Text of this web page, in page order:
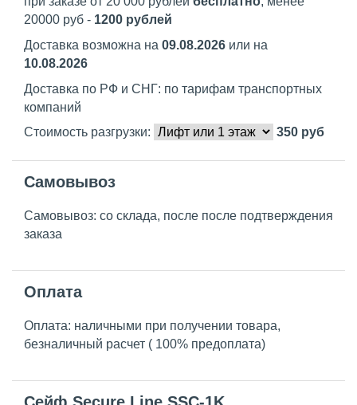
20000 руб - 1200 рублей
Доставка возможна на 09.08.2026 или на
10.08.2026
Доставка по РФ и СНГ: по тарифам транспортных
компаний
Стоимость разгрузки:
350 руб
Самовывоз
Самовывоз: со склада, после после подтверждения
заказа
Оплата
Оплата: наличными при получении товара,
безналичный расчет ( 100% предоплата)